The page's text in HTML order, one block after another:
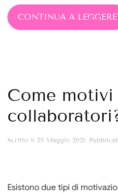
CONTINUA A LEGGERE
Come
Scritto il 25 Maggio 2021.
Esistono due tipi di